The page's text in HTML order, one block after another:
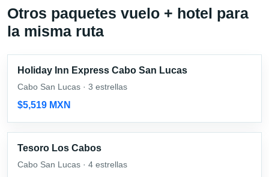
Otros paquetes vuelo + hotel para
la misma ruta
Holiday Inn Express Cabo San Lucas
Cabo San Lucas · 3 estrellas
$5,519 MXN
Tesoro Los Cabos
Cabo San Lucas · 4 estrellas